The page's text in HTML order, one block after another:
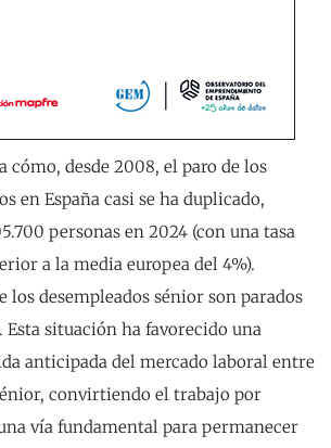
cómo, desde 2008, el paro de los
en España casi se ha duplicado,
personas en 2024 (con una tasa
a la media europea del 4%).
los desempleados sénior son parados
Esta situación ha favorecido una
anticipada del mercado laboral entre
convirtiendo el trabajo por
vía fundamental para permanecer